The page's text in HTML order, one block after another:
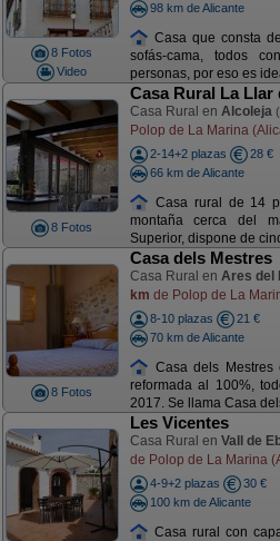
8 Fotos
Video
98 km de Alicante
Casa que consta
sofás-cama, todos
personas, por eso es
8 Fotos
Casa Rural La Llar
Casa Rural en Alcoleja
Polop de La Marina
2-14+2 plazas
28 €
66 km de Alicante
Casa rural de 14
montaña cerca del
Superior, dispone de
8 Fotos
Casa dels Mestres
Casa Rural en Ares del
km de Polop de La
8-10 plazas
21 €
70 km de Alicante
Casa dels Mestres
reformada al 100%,
2017. Se llama Casa
Les Vicentes
Casa Rural en Vall de
de Polop de La Marina
4-9+2 plazas
30 €
100 km de Alicante
Casa rural con